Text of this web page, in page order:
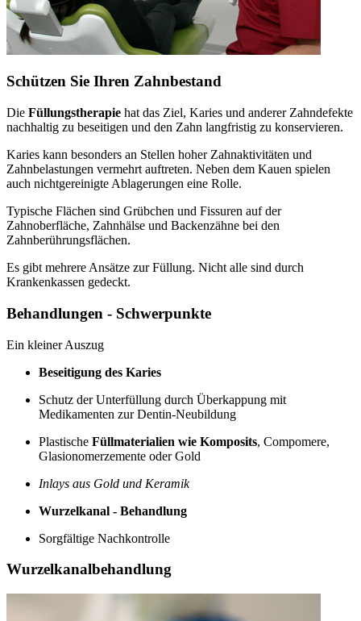
Schützen Sie Ihren Zahnbestand
Die Füllungstherapie hat das Ziel, Karies und anderer Zahndefekte
nachhaltig zu beseitigen und den Zahn langfristig zu konservieren.
Karies kann besonders an Stellen hoher Zahnaktivitäten und
Zahnbelastungen vermehrt auftreten. Neben dem Kauen spielen
auch nichtgereinigte Ablagerungen eine Rolle.
Typische Flächen sind Grübchen und Fissuren auf der
Zahnoberfläche, Zahnhälse und Backenzähne bei den
Zahnberührungsflächen.
Es gibt mehrere Ansätze zur Füllung. Nicht alle sind durch
Krankenkassen gedeckt.
Behandlungen - Schwerpunkte
Ein kleiner Auszug
Beseitigung des Karies
Schutz der Unterfüllung durch Überkappung mit
Medikamenten zur Dentin-Neubildung
Plastische Füllmaterialien wie Komposits, Compomere,
Glasionomerzemente oder Gold
Inlays aus Gold und Keramik
Wurzelkanal - Behandlung
Sorgfältige Nachkontrolle
Wurzelkanalbehandlung